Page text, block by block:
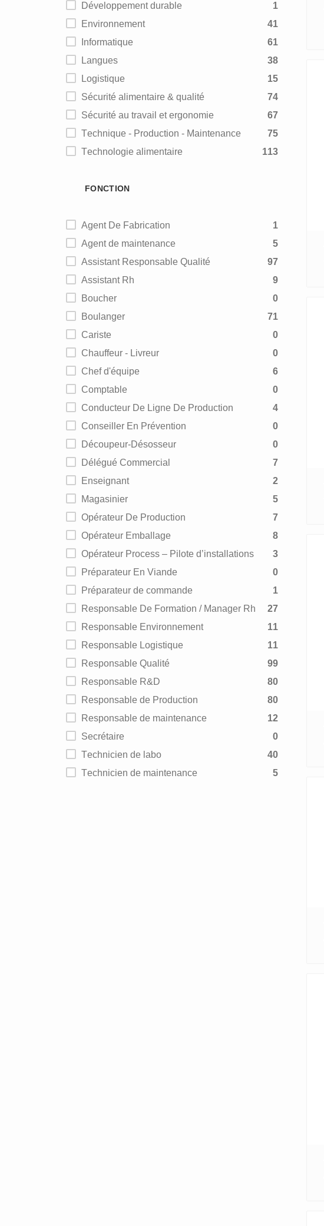
Développement durable
1
Environnement
41
Informatique
61
Langues
38
Logistique
15
Sécurité alimentaire & qualité
74
Sécurité au travail et ergonomie
67
Technique - Production - Maintenance
75
Technologie alimentaire
113
FONCTION
Agent De Fabrication
1
Agent de maintenance
5
Assistant Responsable Qualité
97
Assistant Rh
9
Boucher
0
Boulanger
71
Cariste
0
Chauffeur - Livreur
0
Chef d'équipe
6
Comptable
0
Conducteur De Ligne De Production
4
Conseiller En Prévention
0
Découpeur-Désosseur
0
Délégué Commercial
7
Enseignant
2
Magasinier
5
Opérateur De Production
7
Opérateur Emballage
8
Opérateur Process – Pilote d’installations
3
Préparateur En Viande
0
Préparateur de commande
1
Responsable De Formation / Manager Rh
27
Responsable Environnement
11
Responsable Logistique
11
Responsable Qualité
99
Responsable R&D
80
Responsable de Production
80
Responsable de maintenance
12
Secrétaire
0
Technicien de labo
40
Technicien de maintenance
5